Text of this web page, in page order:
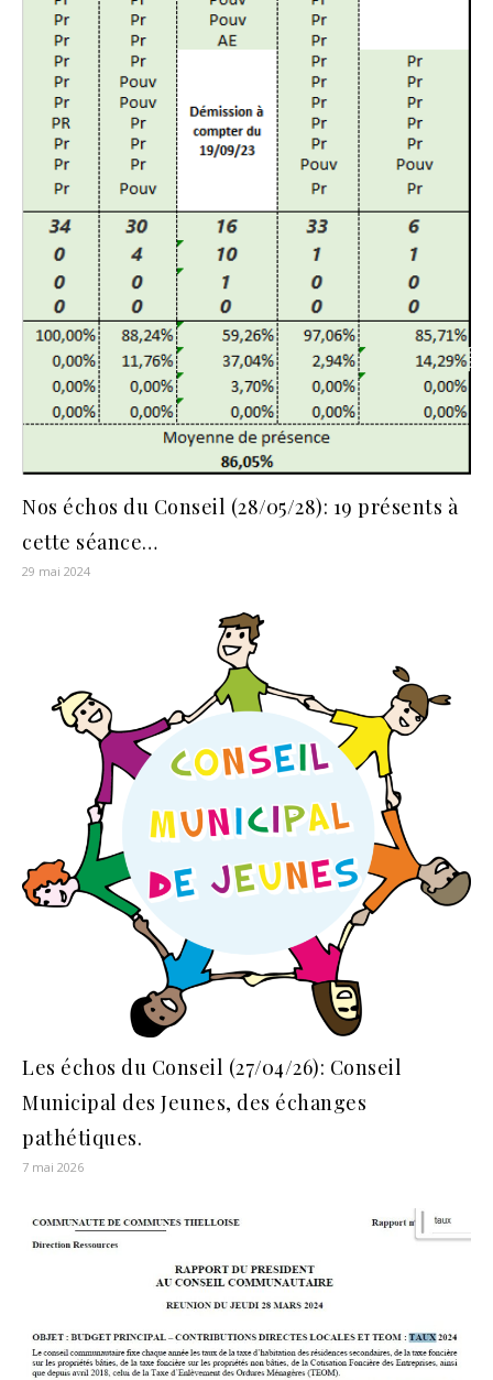
Nos échos du Conseil (28/05/28): 19 présents à
cette séance…
29 mai 2024
Les échos du Conseil (27/04/26): Conseil
Municipal des Jeunes, des échanges
pathétiques.
7 mai 2026